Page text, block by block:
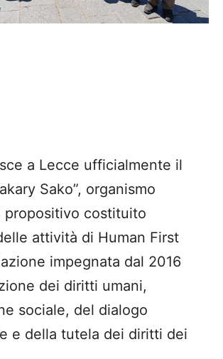
a Lecce ufficialmente il
Sako”, organismo
propositivo costituito
attività di Human First
impegnata dal 2016
dei diritti umani,
sociale, del dialogo
e della tutela dei diritti dei